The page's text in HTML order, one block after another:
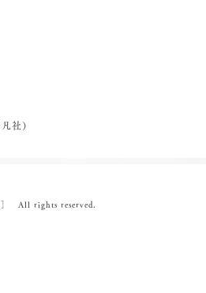
社）
］ All rights reserved.